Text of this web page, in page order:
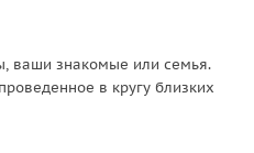
ваши знакомые или семья.
в кругу близких